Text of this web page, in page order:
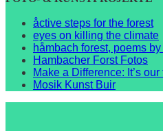
åctive steps for the forest
eyes on killing the climate
håmbach forest, poems
Hambacher Forst Fotos
Make a Difference: It’s our
Mosik Kunst Buir